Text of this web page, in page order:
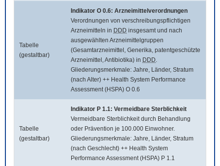
Tabelle
(gestaltbar)
Indikator O 0.6: Arzneimittelverordnungen
Verordnungen von verschreibungspflichtigen
Arzneimitteln in DDD insgesamt und nach
ausgewählten Arzneimittelgruppen
(Gesamtarzneimittel, Generika, patentgeschützte
Arzneimittel, Antibiotika) in DDD.
Gliederungsmerkmale: Jahre, Länder, Stratum
(nach Alter) ++ Health System Performance
Assessment (HSPA) O 0.6
Tabelle
(gestaltbar)
Indikator P 1.1: Vermeidbare Sterblichkeit
Vermeidbare Sterblichkeit durch Behandlung
oder Prävention je 100.000 Einwohner.
Gliederungsmerkmale: Jahre, Länder, Stratum
(nach Geschlecht) ++ Health System
Performance Assessment (HSPA) P 1.1